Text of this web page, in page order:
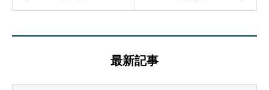
最新記事